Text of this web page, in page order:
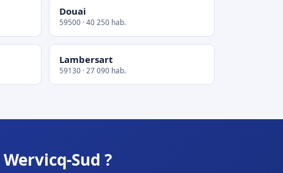
Douai
59500 · 40 250 hab.
Lambersart
59130 · 27 090 hab.
Sud ?